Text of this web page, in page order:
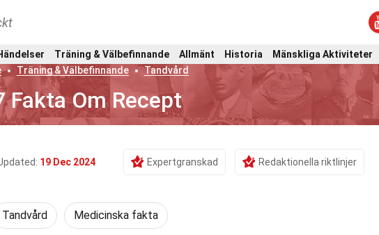
Träning & Välbefinnande Allmänt Historia Mänskliga Aktiviteter
Träning & Välbefinnande Tandvård
Fakta Om Recept
19 Dec 2024 Expertgranskad Redaktionella riktlinjer
Tandvård Medicinska fakta